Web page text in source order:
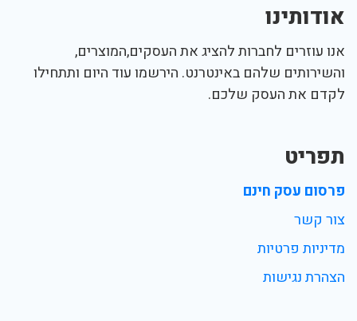
אודותינו
אנו עוזרים לחברות להציג את העסקים,המוצרים,
והשירותים שלהם באינטרנט. הירשמו עוד היום ותתחילו
לקדם את העסק שלכם.
תפריט
פרסום עסק חינם
צור קשר
מדיניות פרטיות
הצהרת נגישות